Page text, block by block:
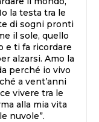
la testa tra le
di sogni pronti
il sole, quello
e ti fa ricordare
alzarsi. Amo la
perché io vivo
a vent’anni
vivere tra le
alla mia vita
nuvole”.